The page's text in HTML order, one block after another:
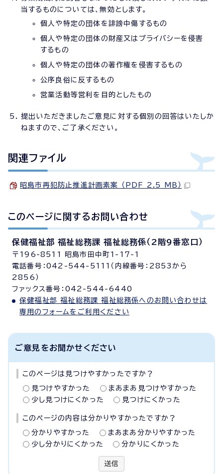
当するものについては、無効とします。
個人や特定の団体を誹謗中傷するもの
個人や特定の団体の財産又はプライバシーを侵害
するもの
個人や特定の団体の著作権を侵害するもの
公序良俗に反するもの
営業活動等営利を目的としたもの
提出いただきましたご意見に対する個別の回答はいたしか
ねますので、ご了承ください。
関連ファイル
昭島市再犯防止推進計画素案 （PDF 2.5 MB）
このページに関する お問い合わせ
保健福祉部 福祉総務課 福祉総務係（2階9番窓口）
〒196-8511 昭島市田中町1-17-1
電話番号：042-544-5111（内線番号：2853から
2856）
ファックス番号：042-544-6440
保健福祉部 福祉総務課 福祉総務係へのお問い合わせは
専用のフォームをご利用ください
ご意見をお聞かせください
このページは見つけやすかったですか？
見つけやすかった
まあまあ見つけやすかった
少し見つけにくかった
見つけにくかった
このページの内容は分かりやすかったですか？
分かりやすかった
まあまあ分かりやすかった
少し分かりにくかった
分かりにくかった
送信